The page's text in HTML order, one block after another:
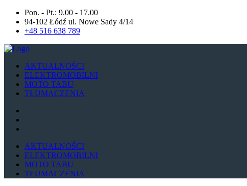
Pon. - Pt.: 9.00 - 17.00
94-102 Łódź ul. Nowe Sady 4/14
+48 516 638 789
AKTUALNOŚCI
ELEKTROMOBILNI
MOTO TABU
TŁUMACZENIA
AKTUALNOŚCI
ELEKTROMOBILNI
MOTO TABU
TŁUMACZENIA